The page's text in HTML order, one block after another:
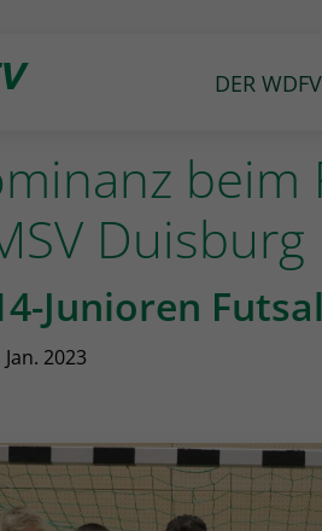
wdfv führt zur Starseite
DER WDFV
Duisburg
Junioren
Jan. 2023